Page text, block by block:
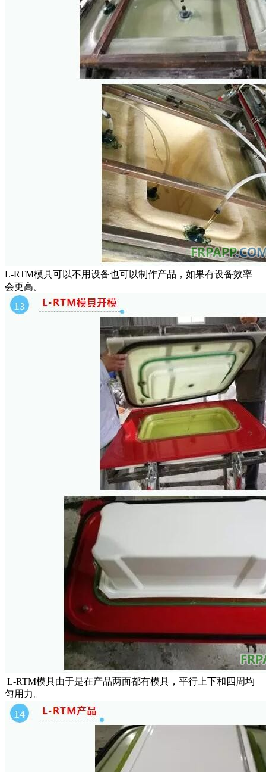
L-RTM模具可以不用设备也可以制作产品，如果有设备效率
会更高。
L-RTM模具由于是在产品两面都有模具，平行上下和四周均
匀用力。